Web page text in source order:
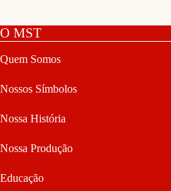
O MST
Quem Somos
Nossos Símbolos
Nossa História
Nossa Produção
Educação